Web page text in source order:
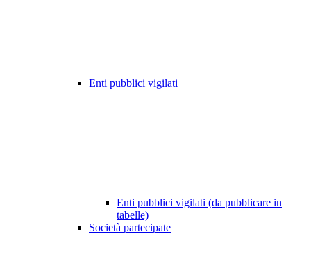
Enti pubblici vigilati
Enti pubblici vigilati (da pubblicare in
tabelle)
Società partecipate